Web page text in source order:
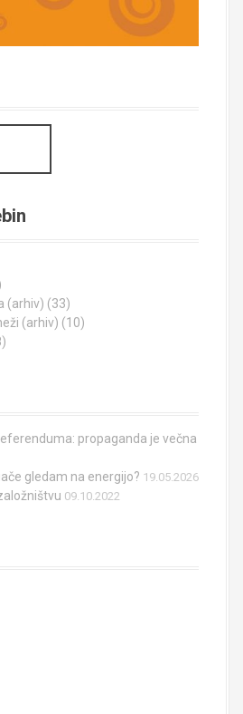
(arhiv) (33)
(arhiv) (10)
propaganda je večna
gledam na energijo? 19.05.2026
09.10.2022